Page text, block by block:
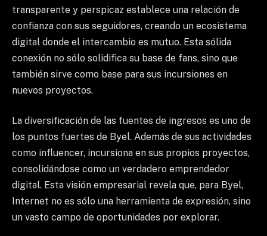
transparente y perspicaz establece una relación de
confianza con sus seguidores, creando un ecosistema
digital donde el intercambio es mutuo. Esta sólida
conexión no sólo solidifica su base de fans, sino que
también sirve como base para sus incursiones en
nuevos proyectos.
La diversificación de las fuentes de ingresos es uno de
los puntos fuertes de Byel. Además de sus actividades
como influencer, incursiona en sus propios proyectos,
consolidándose como un verdadero emprendedor
digital. Esta visión empresarial revela que, para Byel,
Internet no es sólo una herramienta de expresión, sino
un vasto campo de oportunidades por explorar.